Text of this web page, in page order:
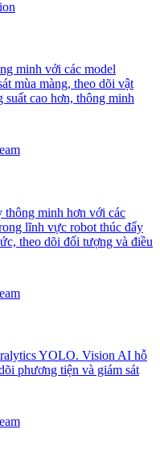
minh với các model
mùa màng, theo dõi vật
suất cao hơn, thông minh
thông minh hơn với các
lĩnh vực robot thúc đẩy
theo dõi đối tượng và điều
YOLO. Vision AI hỗ
phương tiện và giám sát